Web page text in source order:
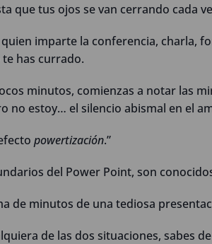
que tus ojos se van cerrando cada
imparte la conferencia, charla,
has currado.
minutos, comienzas a notar las
no estoy… el silencio abismal en el
powertización.”
del Power Point, son
de minutos de una tediosa
de las dos situaciones, sabes